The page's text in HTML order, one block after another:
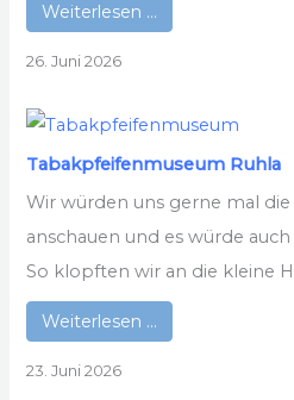
Weiterlesen …
26. Juni 2026
Tabakpfeifenmuseum Ruhla
Wir würden uns gerne mal
anschauen und es würde
So klopften wir an die kleine
Weiterlesen …
23. Juni 2026